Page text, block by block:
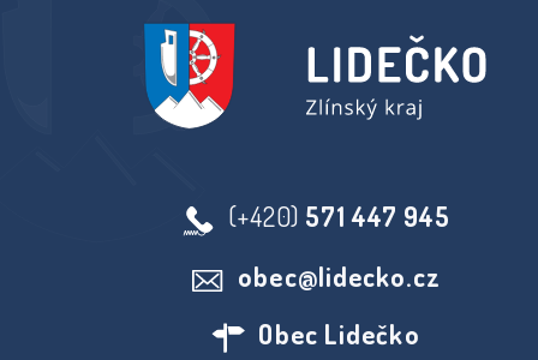
(+420) 571 447 945
obec@lidecko.cz
Obec Lidečko